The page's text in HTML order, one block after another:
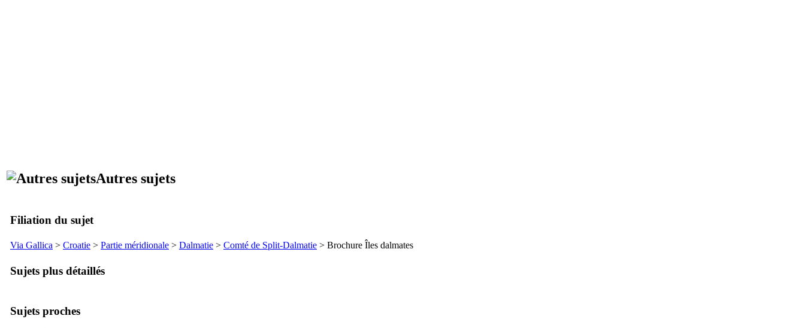
Autres sujets
Filiation du sujet
Via Gallica > Croatie > Partie méridionale > Dalmatie > Comté de Split-Dalmatie > Brochure Îles dalmates
Sujets plus détaillés
Sujets proches